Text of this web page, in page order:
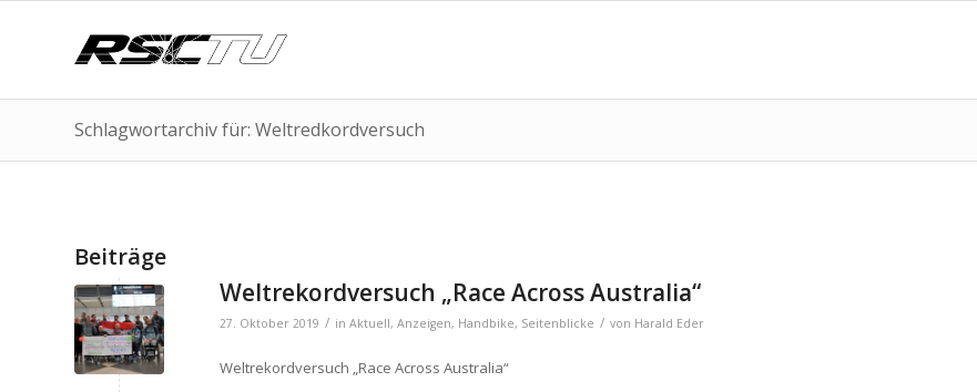
Schlagwortarchiv für: Weltredkordversuch
Beiträge
Weltrekordversuch „Race Across Australia“
27. Oktober 2019 / in Aktuell, Anzeigen, Handbike, Seitenblicke / von Harald Eder
Weltrekordversuch „Race Across Australia“